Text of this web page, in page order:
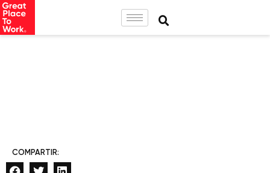
COMPARTIR: